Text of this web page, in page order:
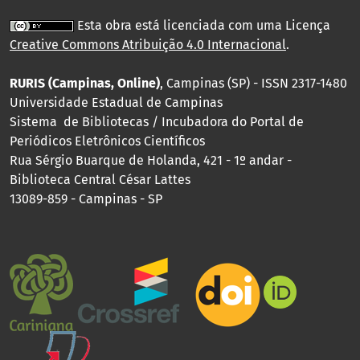
Esta obra está licenciada com uma Licença
Creative Commons Atribuição 4.0 Internacional.
RURIS (Campinas, Online), Campinas (SP) - ISSN 2317-1480
Universidade Estadual de Campinas
Sistema de Bibliotecas / Incubadora do Portal de
Periódicos Eletrônicos Científicos
Rua Sérgio Buarque de Holanda, 421 - 1º andar -
Biblioteca Central César Lattes
13089-859 - Campinas - SP